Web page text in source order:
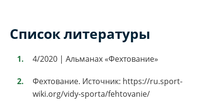
Список литературы
4/2020 | Альманах «Фехтование»
Фехтование. Источник: https://ru.sport-
wiki.org/vidy-sporta/fehtovanie/